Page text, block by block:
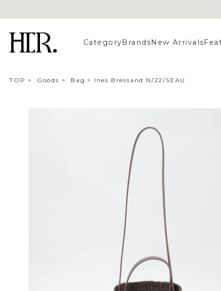
Category Brands New Arrivals
TOP > Goods > Bag > Ines Bressand N/22/SEAU